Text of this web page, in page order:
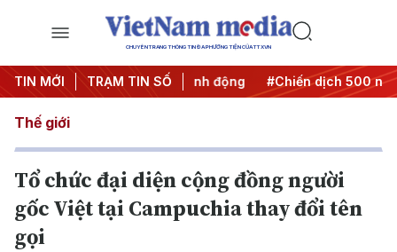
CHUYÊN TRANG THÔNG TIN ĐA PHƯƠNG TIỆN CỦA TTXVN
TIN MỚI TRẠM TIN SỐ
Nghị quyết thành hành động #Chiến dịch 500 ngày
Thế giới
Tổ chức đại diện cộng đồng người
gốc Việt tại Campuchia thay đổi tên
gọi